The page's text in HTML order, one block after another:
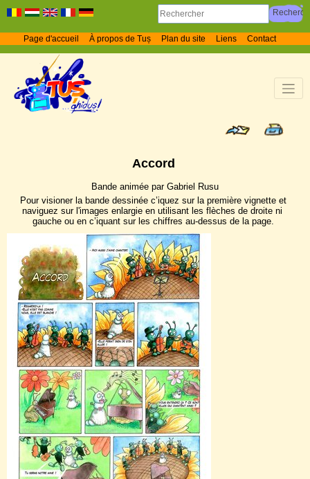
Page d'accueil À propos de Tuș Plan du site Liens Contact
Accord
Bande animée par Gabriel Rusu
Pour visioner la bande dessinée c’iquez sur la première vignette et
naviguez sur l'images enlargie en utilisant les flèches de droite ni
gauche ou en c’iquant sur les chiffres au-dessus de la page.